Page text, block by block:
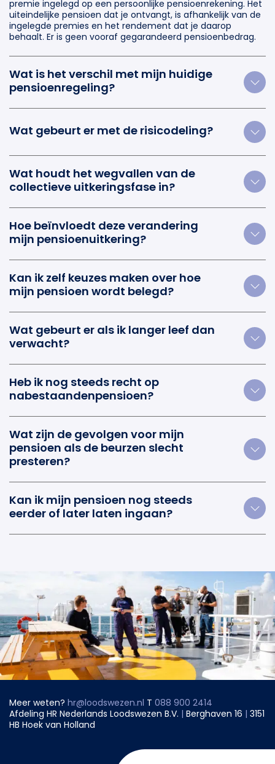
premie ingelegd op een persoonlijke pensioenrekening. Het
uiteindelijke pensioen dat je ontvangt, is afhankelijk van de
ingelegde premies en het rendement dat je daarop
behaalt. Er is geen vooraf gegarandeerd pensioenbedrag.
Wat is het verschil met mijn huidige
pensioenregeling?
Wat gebeurt er met de risicodeling?
Wat houdt het wegvallen van de
collectieve uitkeringsfase in?
Hoe beïnvloedt deze verandering
mijn pensioenuitkering?
Kan ik zelf keuzes maken over hoe
mijn pensioen wordt belegd?
Wat gebeurt er als ik langer leef dan
verwacht?
Heb ik nog steeds recht op
nabestaandenpensioen?
Wat zijn de gevolgen voor mijn
pensioen als de beurzen slecht
presteren?
Kan ik mijn pensioen nog steeds
eerder of later laten ingaan?
Meer weten? hr@loodswezen.nl T 088 900 2414
Afdeling HR Nederlands Loodswezen B.V.
Berghaven 16
3151
HB Hoek van Holland